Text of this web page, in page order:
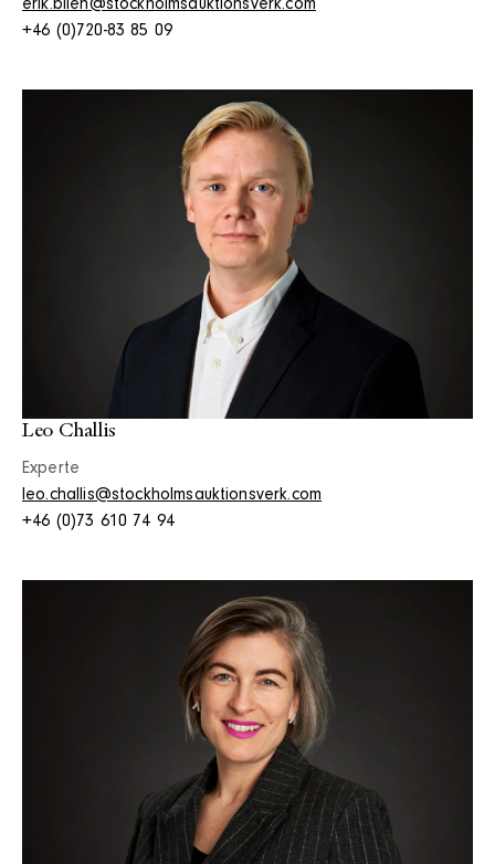
erik.bilen@stockholmsauktionsverk.com
+46 (0)720-83 85 09
Leo Challis
Experte
leo.challis@stockholmsauktionsverk.com
+46 (0)73 610 74 94